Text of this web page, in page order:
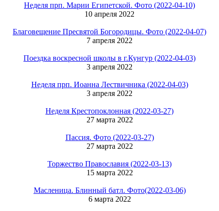
Неделя прп. Марии Египетской. Фото (2022-04-10)
10 апреля 2022
Благовещение Пресвятой Богородицы. Фото (2022-04-07)
7 апреля 2022
Поездка воскресной школы в г.Кунгур (2022-04-03)
3 апреля 2022
Неделя прп. Иоанна Лествичника (2022-04-03)
3 апреля 2022
Неделя Крестопоклонная (2022-03-27)
27 марта 2022
Пассия. Фото (2022-03-27)
27 марта 2022
Торжество Православия (2022-03-13)
15 марта 2022
Масленица. Блинный батл. Фото(2022-03-06)
6 марта 2022